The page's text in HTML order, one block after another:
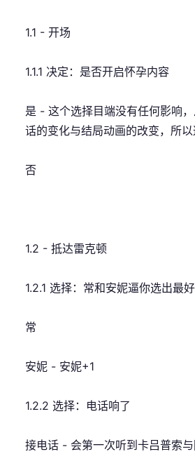
1.1 - 开场
1.1.1 决定：是否开启怀孕内容
是 - 这个选择目端没有任何影响
话的变化与结局动画的改变，所以
否
1.2 - 抵达雷克顿
1.2.1 选择：常和安妮逼你选出最
常
安妮 - 安妮+1
1.2.2 选择：电话响了
接电话 - 会第一次听到卡吕普索